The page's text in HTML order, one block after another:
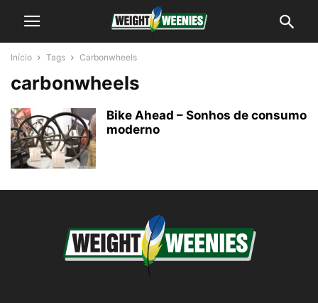
Início Tags Carbonwheels
carbonwheels
Bike Ahead – Sonhos de consumo
moderno